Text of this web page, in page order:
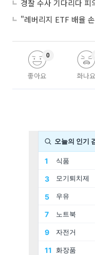
좋아요
0
화나요